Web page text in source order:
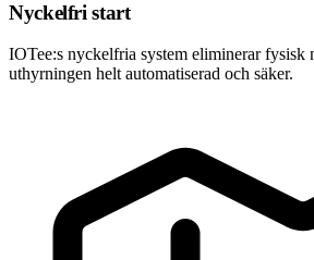
Nyckelfri start
IOTee:s nyckelfria system eliminerar fysisk
uthyrningen helt automatiserad och säker.